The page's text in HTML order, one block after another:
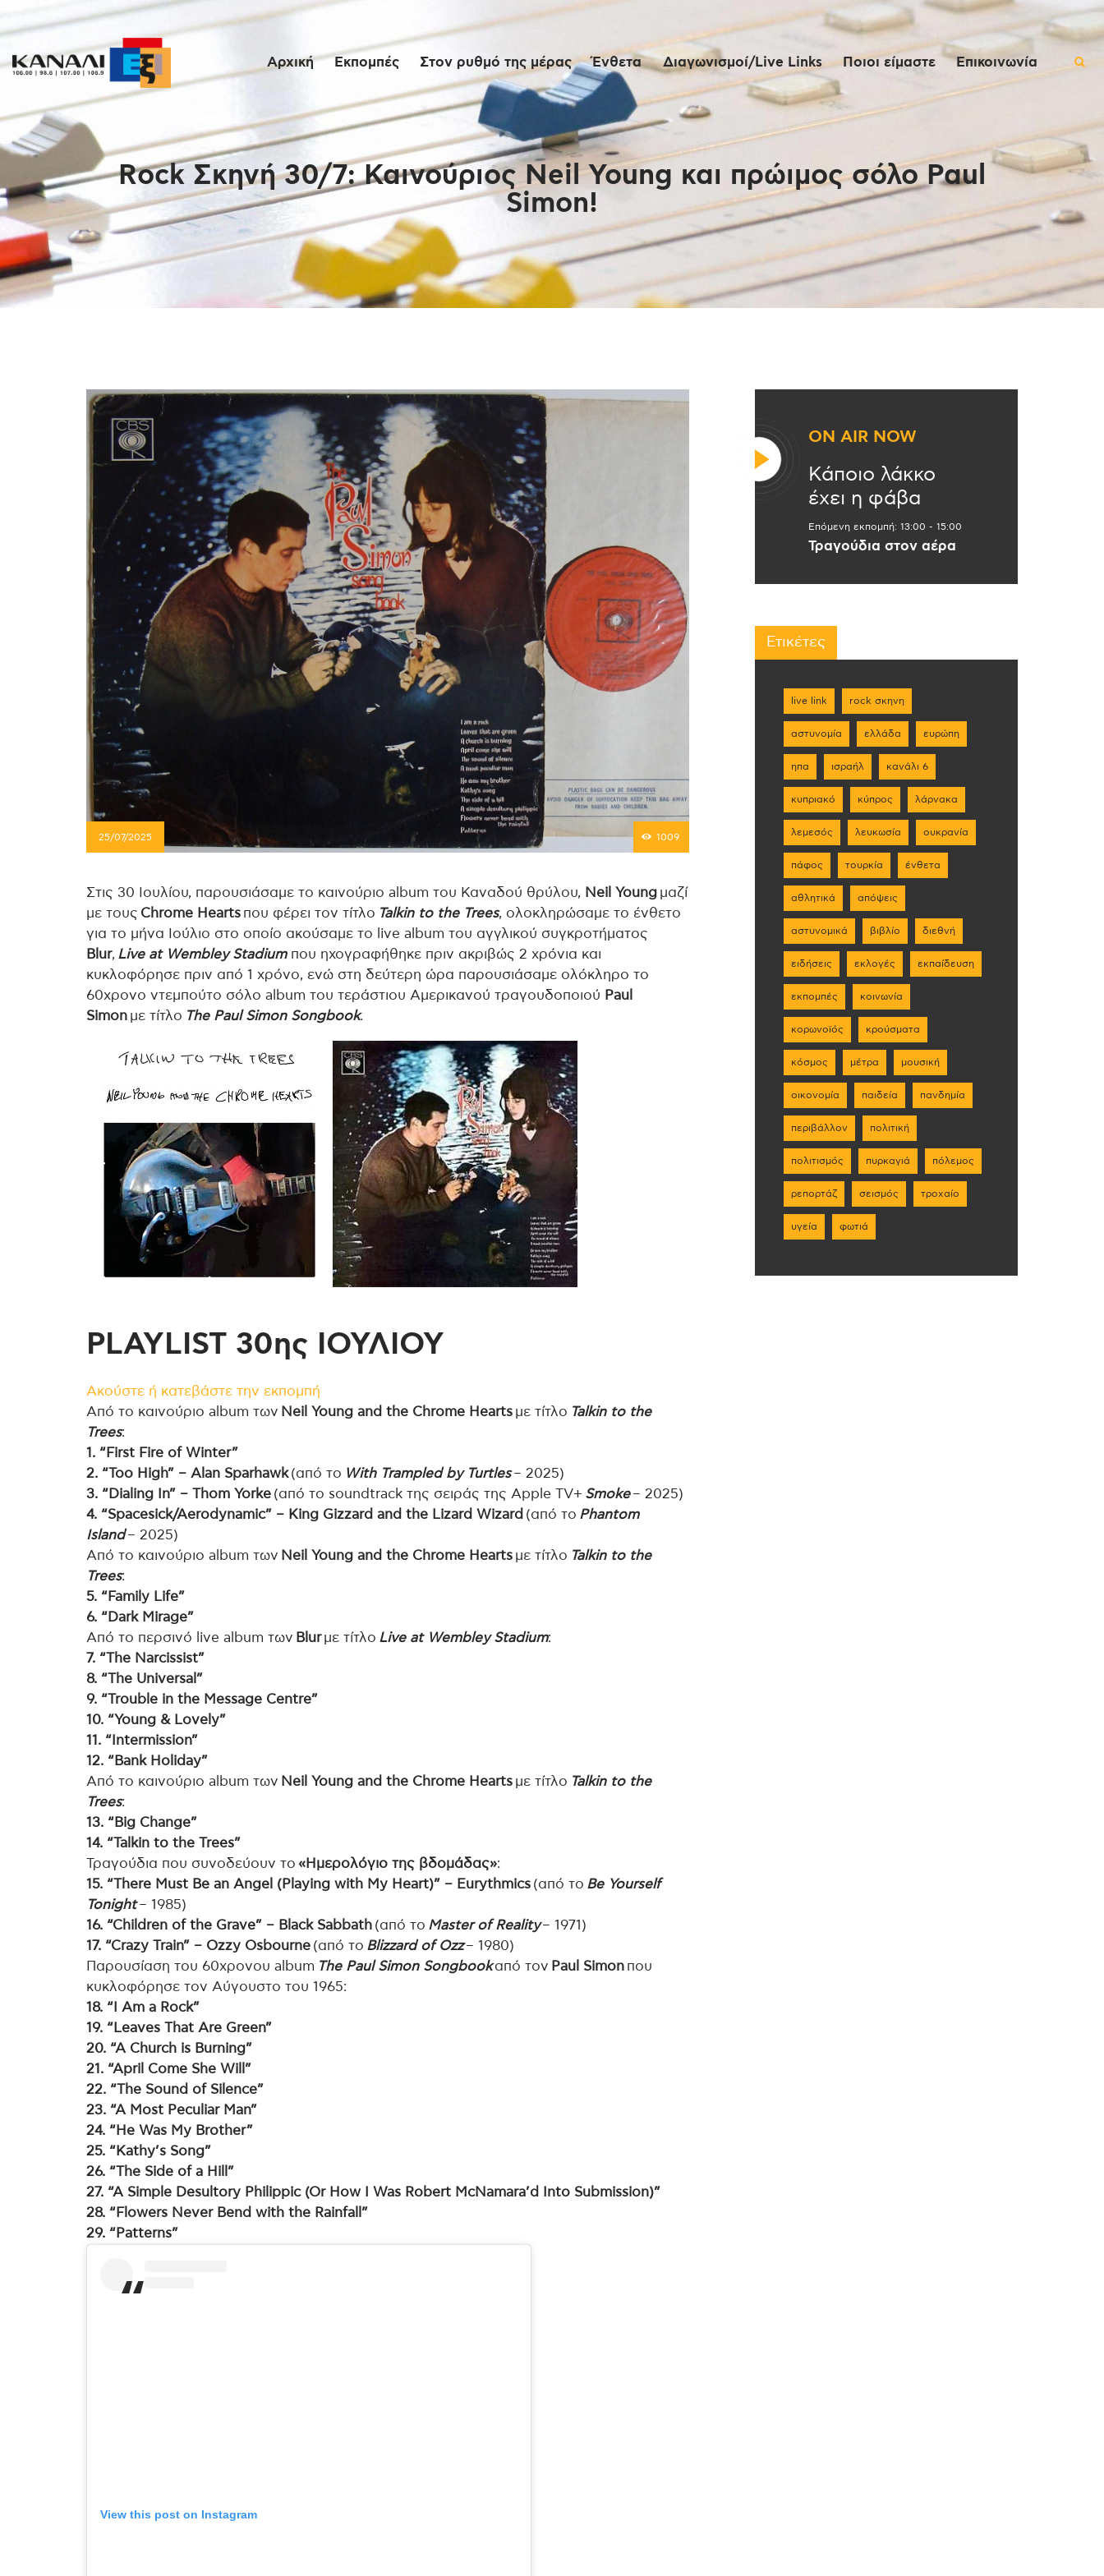
Αρχική Εκπομπές Στον ρυθμό της μέρας Ένθετα Διαγωνισμοί/Live Links Ποιοι είμαστε Επικοινωνία
Rock Σκηνή 30/7: Καινούριος Neil Young και πρώιμος σόλο Paul
Simon!
Αρχική
Εκπομπές
Στον ρυθμό της
μέρας
Ένθετα
Διαγωνισμοί/Live
Links
Επικοινωνία
25/07/2025 1009
Στις 30 Ιουλίου, παρουσιάσαμε το καινούριο album του Καναδού θρύλου, Neil Young μαζί
με τους Chrome Hearts που φέρει τον τίτλο Talkin to the Trees, ολοκληρώσαμε το ένθετο
για το μήνα Ιούλιο στο οποίο ακούσαμε το live album του αγγλικού συγκροτήματος
Blur, Live at Wembley Stadiumπου ηχογραφήθηκε πριν ακριβώς 2 χρόνια και
κυκλοφόρησε πριν από 1 χρόνο, ενώ στη δεύτερη ώρα παρουσιάσαμε ολόκληρο τo
60χρονο ντεμπούτο σόλο album του τεράστιου Αμερικανού τραγουδοποιού Paul
Simon με τίτλο The Paul Simon Songbook.
PLAYLIST 30ης ΙΟΥΛΙΟΥ
Ακούστε ή κατεβάστε την εκπομπή
Από το καινούριο album των Neil Young and the Chrome Hearts με τίτλο Talkin to the
Trees:
1. “First Fire of Winter”
2. “Too High” – Alan Sparhawk(από το With Trampled by Turtles– 2025)
3. “Dialing In” – Thom Yorke (από το soundtrack της σειράς της Apple TV+ Smoke– 2025)
4. “Spacesick/Aerodynamic” – King Gizzard and the Lizard Wizard (από το Phantom
Island– 2025)
Από το καινούριο album των Neil Young and the Chrome Hearts με τίτλο Talkin to the
Trees:
5. “Family Life”
6. “Dark Mirage”
Από το περσινό live album των Blurμε τίτλο Live at Wembley Stadium:
7. “The Narcissist”
8. “The Universal”
9. “Trouble in the Message Centre”
10. “Young & Lovely”
11. “Intermission”
12. “Bank Holiday”
Από το καινούριο album των Neil Young and the Chrome Hearts με τίτλο Talkin to the
Trees:
13. “Big Change”
14. “Talkin to the Trees”
Τραγούδια που συνοδεύουν το «Ημερολόγιο της βδομάδας»:
15. “There Must Be an Angel (Playing with My Heart)” – Eurythmics (από το Be Yourself
Tonight– 1985)
16. “Children of the Grave” – Black Sabbath (από το Master of Reality– 1971)
17. “Crazy Train” – Ozzy Osbourne (από το Blizzard of Ozz– 1980)
Παρουσίαση του 60χρονου album The Paul Simon Songbookαπό τον Paul Simon που
κυκλοφόρησε τον Αύγουστο του 1965:
18. “I Am a Rock”
19. “Leaves That Are Green”
20. “A Church is Burning”
21. “April Come She Will”
22. “The Sound of Silence”
23. “A Most Peculiar Man”
24. “He Was My Brother”
25. “Kathy’s Song”
26. “The Side of a Hill”
27. “A Simple Desultory Philippic (Or How I Was Robert McNamara’d Into Submission)”
28. “Flowers Never Bend with the Rainfall”
29. “Patterns”
View this post on Instagram
ON AIR NOW
Κάποιο λάκκο
έχει η φάβα
Επόμενη εκπομπή: 13:00 - 15:00
Τραγούδια στον αέρα
Ετικέτες
live link rock σκηνη
αστυνομία ελλάδα ευρώπη
ηπα ισραήλ κανάλι 6
κυπριακό κύπρος λάρνακα
λεμεσός λευκωσία ουκρανία
πάφος τουρκία ένθετα
αθλητικά απόψεις
αστυνομικά βιβλίο διεθνή
ειδήσεις εκλογές εκπαίδευση
εκπομπές κοινωνία
κορωνοϊός κρούσματα
κόσμος μέτρα μουσική
οικονομία παιδεία πανδημία
περιβάλλον πολιτική
πολιτισμός πυρκαγιά πόλεμος
ρεπορτάζ σεισμός τροχαίο
υγεία φωτιά